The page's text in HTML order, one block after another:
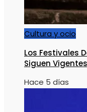
Cultura y ocio
Los Festivales
Siguen Vigentes
Hace 5 días